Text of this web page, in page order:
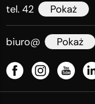
tel. 42 Pokaż
biuro@ Pokaż